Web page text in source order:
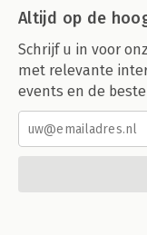
Altijd op de
Schrijf u in voor
met relevante
events en de